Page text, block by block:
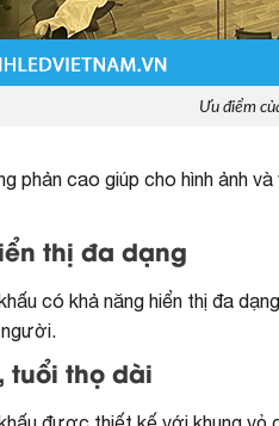
Ưu điểm
phản cao giúp cho hình ảnh
thị đa dạng
có khả năng hiển thị đa
tuổi thọ dài